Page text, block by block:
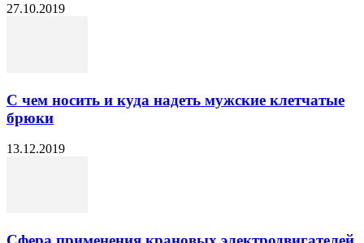
27.10.2019
С чем носить и куда надеть мужские клетчатые
брюки
13.12.2019